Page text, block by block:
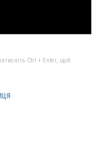
Ctrl + Enter, щоб